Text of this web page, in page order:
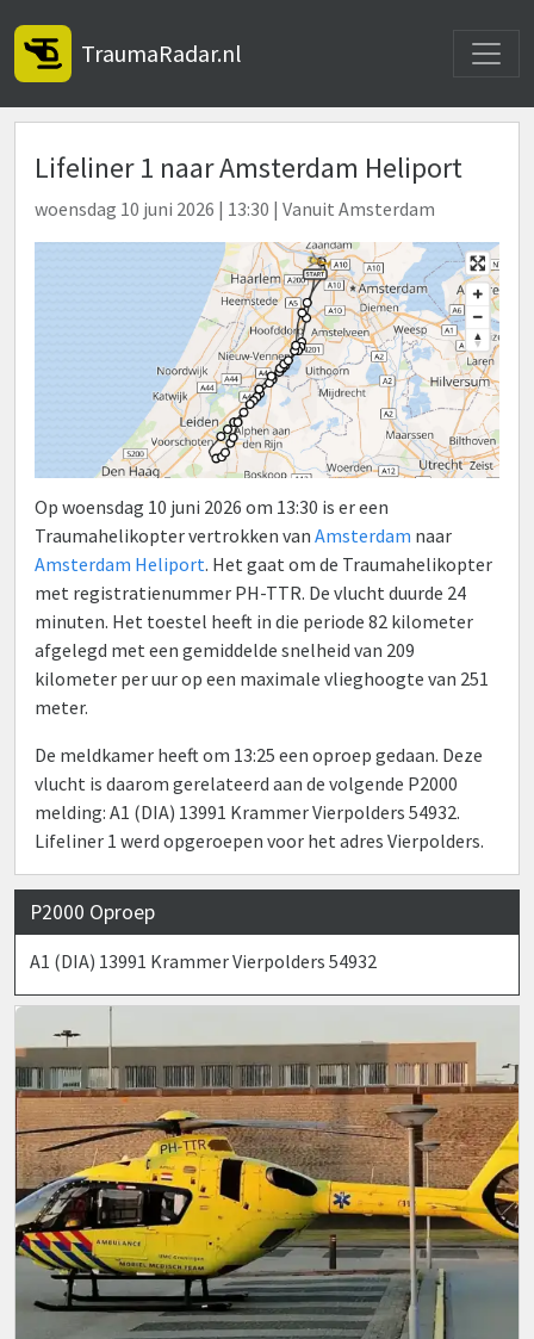
TraumaRadar.nl
Lifeliner 1 naar Amsterdam Heliport
woensdag 10 juni 2026 | 13:30 | Vanuit Amsterdam
Op woensdag 10 juni 2026 om 13:30 is er een
Traumahelikopter vertrokken van Amsterdam naar
Amsterdam Heliport. Het gaat om de Traumahelikopter
met registratienummer PH-TTR. De vlucht duurde 24
minuten. Het toestel heeft in die periode 82 kilometer
afgelegd met een gemiddelde snelheid van 209
kilometer per uur op een maximale vlieghoogte van 251
meter.
De meldkamer heeft om 13:25 een oproep gedaan. Deze
vlucht is daarom gerelateerd aan de volgende P2000
melding: A1 (DIA) 13991 Krammer Vierpolders 54932.
Lifeliner 1 werd opgeroepen voor het adres Vierpolders.
P2000 Oproep
A1 (DIA) 13991 Krammer Vierpolders 54932